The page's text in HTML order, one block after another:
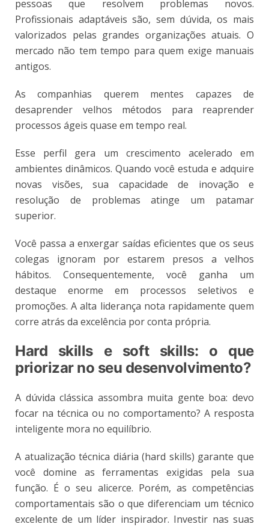
pessoas que resolvem problemas novos.
Profissionais adaptáveis são, sem dúvida, os mais
valorizados pelas grandes organizações atuais. O
mercado não tem tempo para quem exige manuais
antigos.
As companhias querem mentes capazes de
desaprender velhos métodos para reaprender
processos ágeis quase em tempo real.
Esse perfil gera um crescimento acelerado em
ambientes dinâmicos. Quando você estuda e adquire
novas visões, sua capacidade de inovação e
resolução de problemas atinge um patamar
superior.
Você passa a enxergar saídas eficientes que os seus
colegas ignoram por estarem presos a velhos
hábitos. Consequentemente, você ganha um
destaque enorme em processos seletivos e
promoções. A alta liderança nota rapidamente quem
corre atrás da excelência por conta própria.
Hard skills e soft skills: o que
priorizar no seu desenvolvimento?
A dúvida clássica assombra muita gente boa: devo
focar na técnica ou no comportamento? A resposta
inteligente mora no equilíbrio.
A atualização técnica diária (hard skills) garante que
você domine as ferramentas exigidas pela sua
função. É o seu alicerce. Porém, as competências
comportamentais são o que diferenciam um técnico
excelente de um líder inspirador. Investir nas suas